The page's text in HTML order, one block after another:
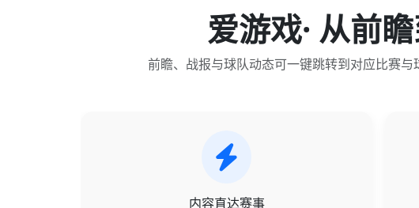
爱游戏· 从前
前瞻、战报与球队动态可一键跳转到对应比赛
内容直达赛事